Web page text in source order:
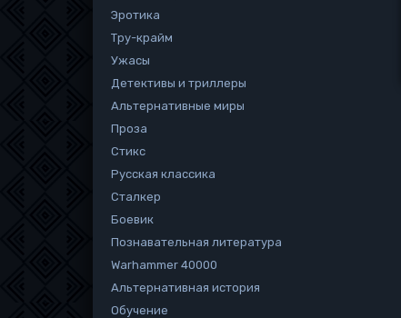
Эротика
Тру-крайм
Ужасы
Детективы и триллеры
Альтернативные миры
Проза
Стикс
Русская классика
Сталкер
Боевик
Познавательная литература
Warhammer 40000
Альтернативная история
Обучение